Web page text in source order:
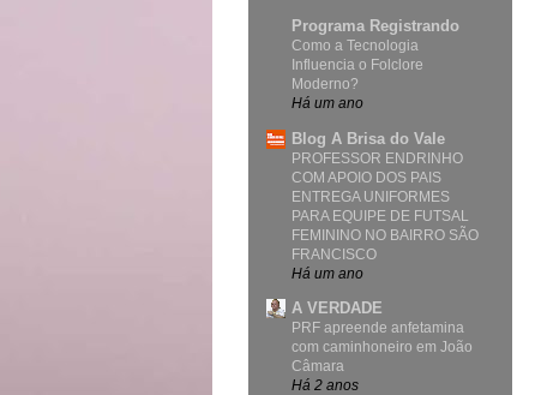
Programa Registrando
Como a Tecnologia
Influencia o Folclore
Moderno?
Há um ano
Blog A Brisa do Vale
PROFESSOR ENDRINHO
COM APOIO DOS PAIS
ENTREGA UNIFORMES
PARA EQUIPE DE FUTSAL
FEMININO NO BAIRRO SÃO
FRANCISCO
Há um ano
A VERDADE
PRF apreende anfetamina
com caminhoneiro em João
Câmara
Há 2 anos